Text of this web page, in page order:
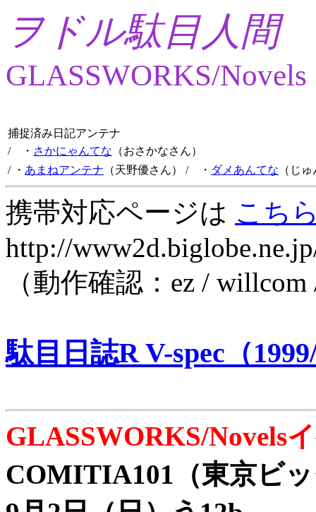
ヲドル駄目人間
GLASSWORKS/Novels
捕捉済み日記アンテナ
/ ・ さかにゃんてな （おさかなさん）
/ ・ あまねアンテナ （天野優さん） / ・ ダメあんてな （じ
携帯対応ページは こち
http://
（動作確認：ez /
駄目日誌R V-spec（
GLASSWORKS/Novels
COMITIA101（東京ビ